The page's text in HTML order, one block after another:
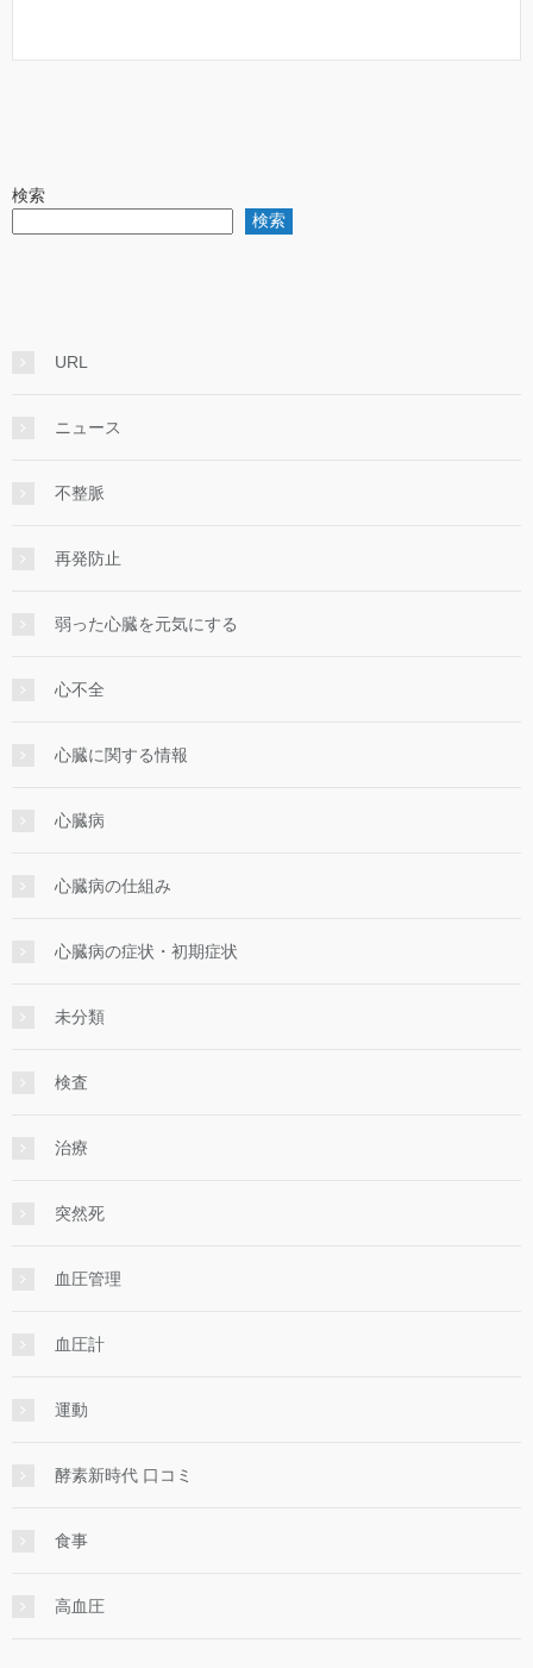
検索
検索
URL
ニュース
不整脈
再発防止
弱った心臓を元気にする
心不全
心臓に関する情報
心臓病
心臓病の仕組み
心臓病の症状・初期症状
未分類
検査
治療
突然死
血圧管理
血圧計
運動
酵素新時代 口コミ
食事
高血圧